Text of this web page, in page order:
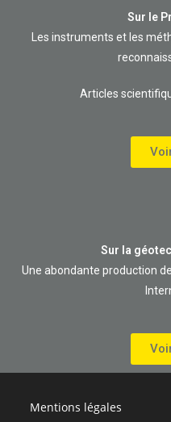
Sur le
Les instruments et les
Articles
Sur la
Une abondante production
Mentions légales